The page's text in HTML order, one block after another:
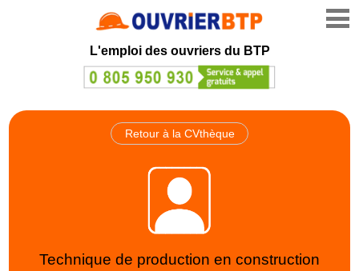
L'emploi des ouvriers du BTP
Retour à la CVthèque
Technique de production en construction